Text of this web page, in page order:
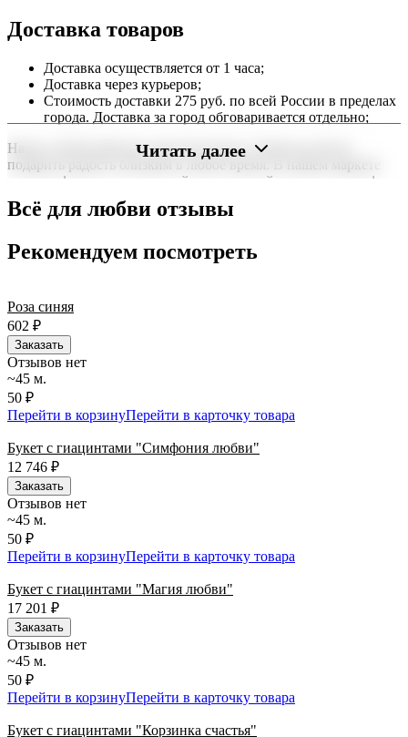
Доставка товаров
Доставка осуществляется от 1 часа;
Доставка через курьеров;
Стоимость доставки 275 руб. по всей России в пределах
города. Доставка за город обговаривается отдельно;
Наша служба работает круглосуточно, чтобы вы могли
подарить радость близким в любое время. В нашем маркете
можно оформить заказ онлайн с доставкой на дом или в офис
по всей территории РФ.
минут или день в день в удобный интервал. Если вам важно
вручить подарок ко времени, наш сервис доставки обеспечит
сегодня и ежедневно 24 часа в сутки.
Читать далее
Всё для любви отзывы
Рекомендуем посмотреть
Роза синяя
602 ₽
Заказать
Отзывов нет
~45 м.
50 ₽
Перейти в корзинуПерейти в карточку товара
Букет с гиацинтами "Симфония любви"
12 746 ₽
Заказать
Отзывов нет
~45 м.
50 ₽
Перейти в корзинуПерейти в карточку товара
Букет с гиацинтами "Магия любви"
17 201
₽
Заказать
Отзывов нет
~45 м.
50 ₽
Перейти в корзинуПерейти в карточку товара
Букет с гиацинтами "Корзинка счастья"